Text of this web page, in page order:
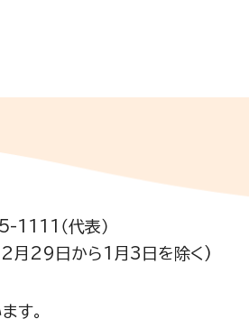
1111（代表）
月29日から1月3日を除く)
す。